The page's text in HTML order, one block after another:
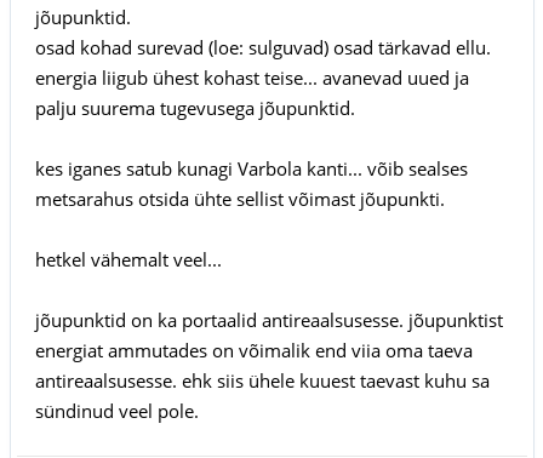
jõupunktid.
osad kohad surevad (loe: sulguvad) osad tärkavad ellu.
energia liigub ühest kohast teise... avanevad uued ja
palju suurema tugevusega jõupunktid.
kes iganes satub kunagi Varbola kanti... võib sealses
metsarahus otsida ühte sellist võimast jõupunkti.
hetkel vähemalt veel...
jõupunktid on ka portaalid antireaalsusesse. jõupunktist
energiat ammutades on võimalik end viia oma taeva
antireaalsusesse. ehk siis ühele kuuest taevast kuhu sa
sündinud veel pole.